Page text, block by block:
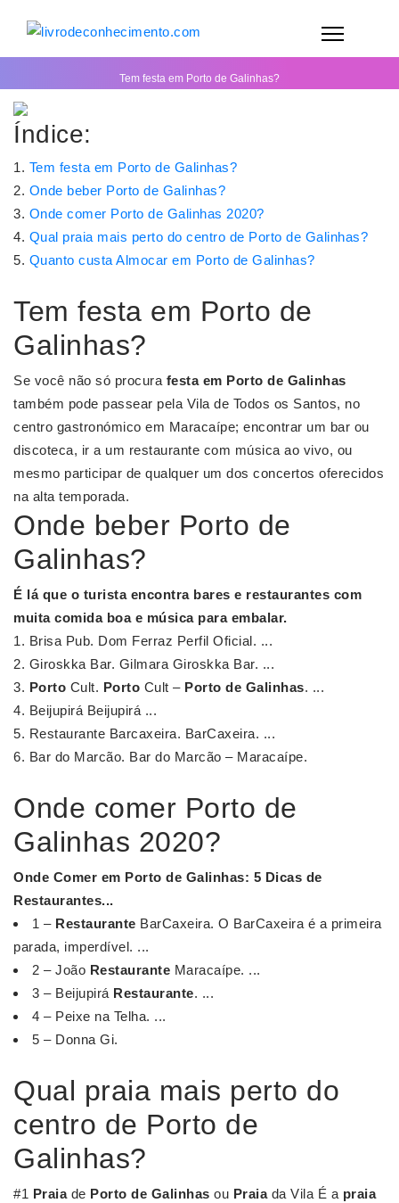
Tem festa em Porto de Galinhas?
Índice:
Tem festa em Porto de Galinhas?
Onde beber Porto de Galinhas?
Onde comer Porto de Galinhas 2020?
Qual praia mais perto do centro de Porto de Galinhas?
Quanto custa Almocar em Porto de Galinhas?
Tem festa em Porto de
Galinhas?
Se você não só procura festa em Porto de Galinhas
também pode passear pela Vila de Todos os Santos, no
centro gastronómico em Maracaípe; encontrar um bar ou
discoteca, ir a um restaurante com música ao vivo, ou
mesmo participar de qualquer um dos concertos oferecidos
na alta temporada.
Onde beber Porto de
Galinhas?
É lá que o turista encontra bares e restaurantes com
muita comida boa e música para embalar.
Brisa Pub. Dom Ferraz Perfil Oficial. ...
Giroskka Bar. Gilmara Giroskka Bar. ...
Porto Cult. Porto Cult – Porto de Galinhas. ...
Beijupirá Beijupirá ...
Restaurante Barcaxeira. BarCaxeira. ...
Bar do Marcão. Bar do Marcão – Maracaípe.
Onde comer Porto de
Galinhas 2020?
Onde Comer em Porto de Galinhas: 5 Dicas de
Restaurantes...
1 – Restaurante BarCaxeira. O BarCaxeira é a primeira
parada, imperdível. ...
2 – João Restaurante Maracaípe. ...
3 – Beijupirá Restaurante. ...
4 – Peixe na Telha. ...
5 – Donna Gi.
Qual praia mais perto do
centro de Porto de
Galinhas?
#1 Praiade Porto de Galinhas ou Praiada Vila É a praia